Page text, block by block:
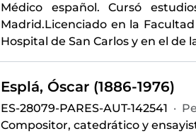
Médico español. Cursó
Madrid.Licenciado en la
Hospital de San Carlos y en el de
Esplá, Óscar (1886-1976)
ES-28079-PARES-AUT-142541 ·
Compositor, catedrático y